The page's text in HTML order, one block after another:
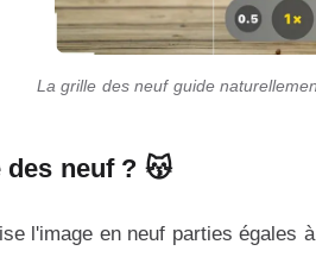
La grille des neuf guide
neuf ? 😽
l'image en neuf parties